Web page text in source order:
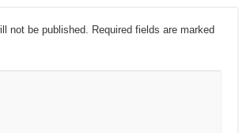
not be published. Required fields are marked